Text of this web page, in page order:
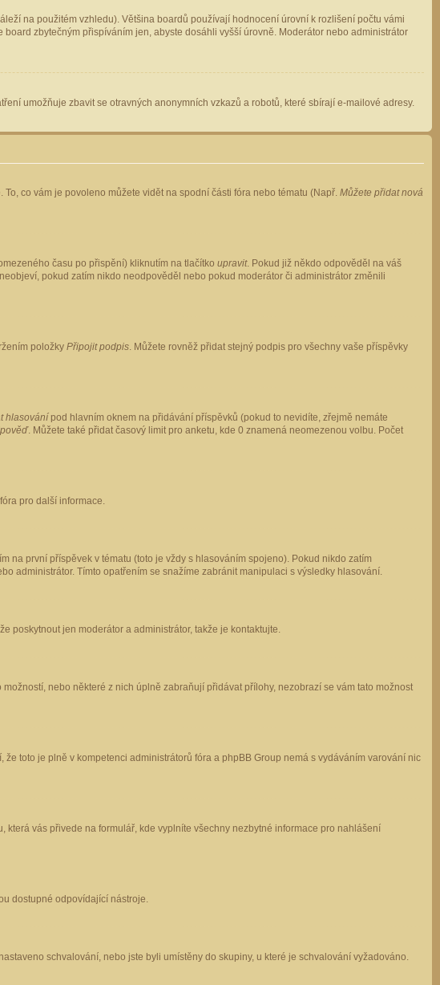
na použitém vzhledu). Většina boardů používají hodnocení úrovní k rozlišení počtu vámi
zbytečným přispíváním jen, abyste dosáhli vyšší úrovně. Moderátor nebo administrátor
umožňuje zbavit se otravných anonymních vzkazů a robotů, které sbírají e-mailové adresy.
co vám je povoleno můžete vidět na spodní části fóra nebo tématu (Např. Můžete přidat nová
času po přispění) kliknutím na tlačítko upravit. Pokud již někdo odpověděl na váš
pokud zatím nikdo neodpověděl nebo pokud moderátor či administrátor změnili
položky Připojit podpis. Můžete rovněž přidat stejný podpis pro všechny vaše příspěvky
hlasování pod hlavním oknem na přidávání příspěvků (pokud to nevidíte, zřejmě nemáte
. Můžete také přidat časový limit pro anketu, kde 0 znamená neomezenou volbu. Počet
pro další informace.
na první příspěvek v tématu (toto je vždy s hlasováním spojeno). Pokud nikdo zatím
administrátor. Tímto opatřením se snažíme zabránit manipulaci s výsledky hlasování.
poskytnout jen moderátor a administrátor, takže je kontaktujte.
nebo některé z nich úplně zabraňují přidávat přílohy, nezobrazí se vám tato možnost
toto je plně v kompetenci administrátorů fóra a phpBB Group nemá s vydáváním varování nic
vás přivede na formulář, kde vyplníte všechny nezbytné informace pro nahlášení
dostupné odpovídající nástroje.
schvalování, nebo jste byli umístěny do skupiny, u které je schvalování vyžadováno.